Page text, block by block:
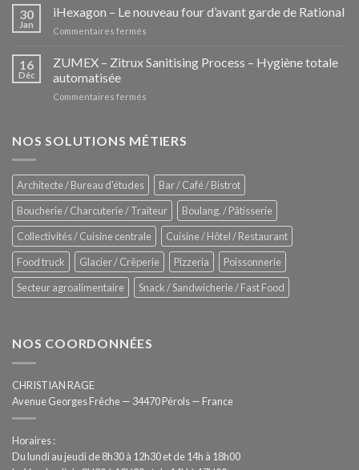
Pozzettis:
la
des
30
Jan
iHexagon – Le nouveau four d’avant garde de Rational
Commentaires fermés
–
Le
de
16
Déc
ZUMEX – Zitrux Sanitising Process – Hygiène totale
automatisée
Commentaires fermés
Zitrux
–
Hygiène
totale
automatisée
NOS SOLUTIONS MÉTIERS
Architecte / Bureau d'études
Bar / Café / Bistrot
Boucherie / Charcuterie / Traiteur
Boulang. / Pâtisserie
Collectivités / Cuisine centrale
Cuisine / Hôtel / Restaurant
Food truck
Glacier / Crêperie Pizzeria
Poissonnerie
Secteur agroalimentaire
Snack / Sandwicherie / Fast Food
NOS COORDONNÉES
CHRISTIAN RAGE
Avenue Georges Frêche — 34470 Pérols — France
Horaires :
Du lundi au jeudi de 8h30 à 12h30 et de 14h à 18h00